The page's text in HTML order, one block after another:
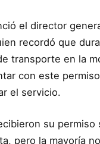
el director
recordó que
transporte en la
con este
el servicio.
su
pero la mayoría